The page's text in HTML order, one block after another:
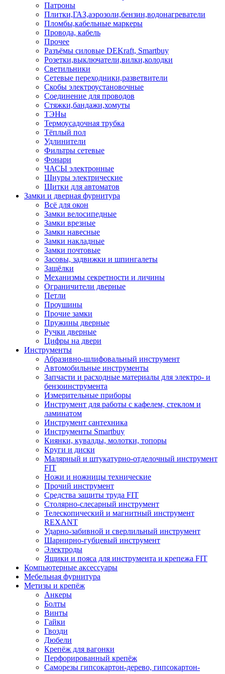
Патроны
Плитки,ГАЗ,аэрозоли,бензин,водонагреватели
Пломбы,кабельные маркеры
Провода, кабель
Прочее
Разъёмы силовые DEKraft, Smartbuy
Розетки,выключатели,вилки,колодки
Светильники
Сетевые переходники,разветвители
Скобы электроустановочные
Соединение для проводов
Стяжки,бандажи,хомуты
ТЭНы
Термоусадочная трубка
Тёплый пол
Удлинители
Фильтры сетевые
Фонари
ЧАСЫ электронные
Шнуры электрические
Щитки для автоматов
Замки и дверная фурнитура
Всё для окон
Замки велосипедные
Замки врезные
Замки навесные
Замки накладные
Замки почтовые
Засовы, задвижки и шпингалеты
Защёлки
Механизмы секретности и личины
Ограничители дверные
Петли
Проушины
Прочие замки
Пружины дверные
Ручки дверные
Цифры на двери
Инструменты
Абразивно-шлифовальный инструмент
Автомобильные инструменты
Запчасти и расходные материалы для электро- и
бензоинструмента
Измерительные приборы
Инструмент для работы с кафелем, стеклом и
ламинатом
Инструмент сантехника
Инструменты Smartbuy
Киянки, кувалды, молотки, топоры
Круги и диски
Малярный и штукатурно-отделочный инструмент
FIT
Ножи и ножницы технические
Прочий инструмент
Средства защиты труда FIT
Столярно-слесарный инструмент
Телескопический и магнитный инструмент
REXANT
Ударно-забивной и сверлильный инструмент
Шарнирно-губцевый инструмент
Электроды
Ящики и пояса для инструмента и крепежа FIT
Компьютерные аксессуары
Мебельная фурнитура
Метизы и крепёж
Анкеры
Болты
Винты
Гайки
Гвозди
Дюбели
Крепёж для вагонки
Перфорированный крепёж
Саморезы гипсокартон-дерево, гипсокартон-